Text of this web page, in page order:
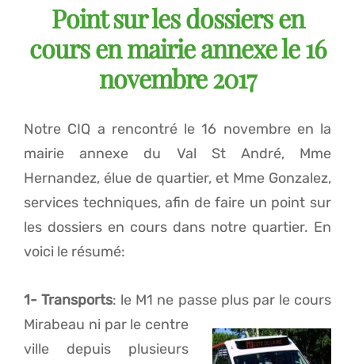
Point sur les dossiers en
cours en mairie annexe le 16
novembre 2017
Notre CIQ a rencontré le 16 novembre en la
mairie annexe du Val St André, Mme
Hernandez, élue de quartier, et Mme Gonzalez,
services techniques, afin de faire un point sur
les dossiers en cours dans notre quartier. En
voici le résumé:
1- Transports: le M1 ne passe plus par le cours
Mirabeau ni par le centre
ville depuis plusieurs